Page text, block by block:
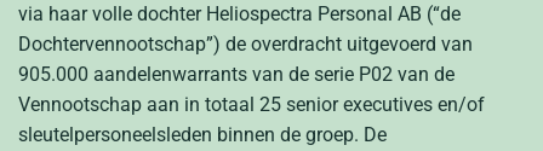
via haar volle dochter Heliospectra Personal AB (“de
Dochtervennootschap”) de overdracht uitgevoerd van
905.000 aandelenwarrants van de serie P02 van de
Vennootschap aan in totaal 25 senior executives en/of
sleutelpersoneelsleden binnen de groep. De